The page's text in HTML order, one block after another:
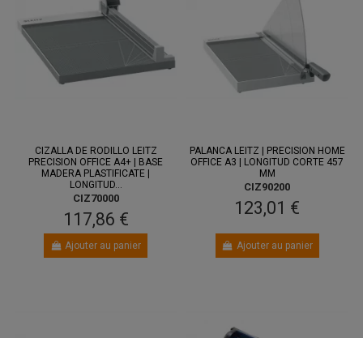
CIZALLA DE RODILLO LEITZ
PRECISION OFFICE A4+ | BASE
MADERA PLASTIFICATE |
LONGITUD...
CIZ70000
117,86 €
Ajouter au panier
PALANCA LEITZ | PRECISION HOME
OFFICE A3 | LONGITUD CORTE 457
MM
CIZ90200
123,01 €
Ajouter au panier